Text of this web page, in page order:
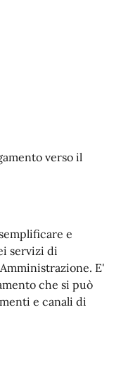
verso il
e
servizi di
E'
che si può
e canali di